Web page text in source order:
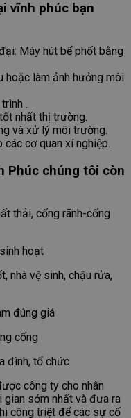
vĩnh phúc bạn
Máy hút bể phốt bằng
hoặc làm ảnh hưởng môi
.
nhất thị trường.
và xử lý môi trường.
các cơ quan xí nghiệp.
Phúc chúng tôi còn
thải, cống rãnh-cống
hoạt
nhà vệ sinh, chậu rửa,
đúng giá
cống
đình, tổ chức
công ty cho nhân
sớm nhất và đưa ra
công triệt để các sự cố